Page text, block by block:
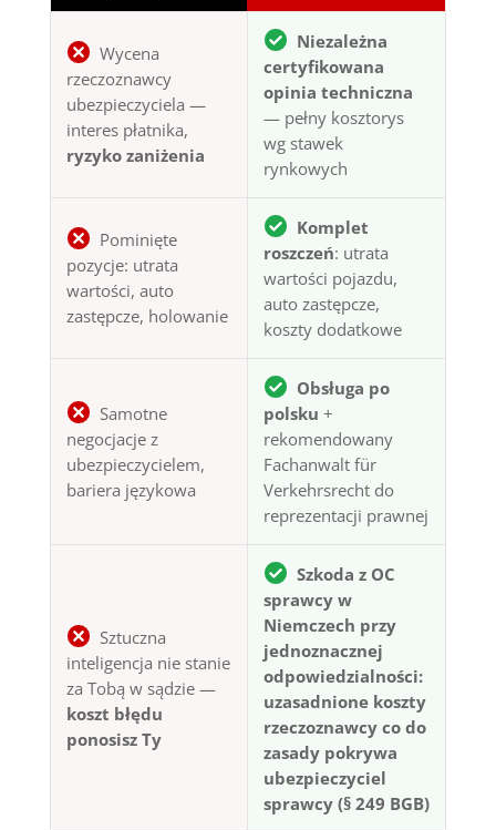
Wycena
rzeczoznawcy
ubezpieczyciela —
interes płatnika,
ryzyko zaniżenia
Niezależna
certyfikowana
opinia techniczna
— pełny kosztorys
wg stawek
rynkowych
Pominięte
pozycje: utrata
wartości, auto
zastępcze, holowanie
Komplet
roszczeń: utrata
wartości pojazdu,
auto zastępcze,
koszty dodatkowe
Samotne
negocjacje z
ubezpieczycielem,
bariera językowa
Obsługa po
polsku +
rekomendowany
Fachanwalt für
Verkehrsrecht do
reprezentacji prawnej
Sztuczna
inteligencja nie stanie
za Tobą w sądzie —
koszt błędu
ponosisz Ty
Szkoda z OC
sprawcy w
Niemczech przy
jednoznacznej
odpowiedzialności:
uzasadnione koszty
rzeczoznawcy co do
zasady pokrywa
ubezpieczyciel
sprawcy (§ 249 BGB)